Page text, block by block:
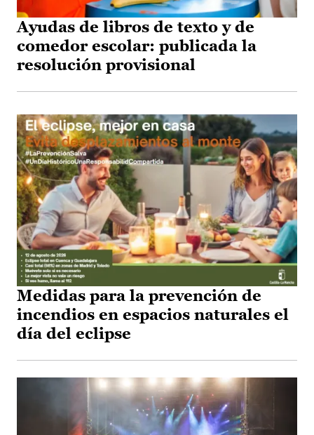
Ayudas de libros de texto y de
comedor escolar: publicada la
resolución provisional
Medidas para la prevención de
incendios en espacios naturales el
día del eclipse